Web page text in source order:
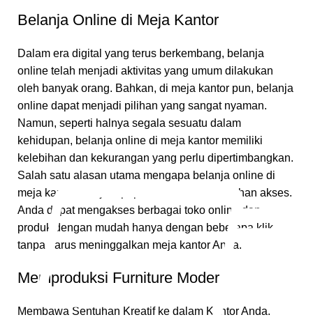
Belanja Online di Meja Kantor
Dalam era digital yang terus berkembang, belanja
online telah menjadi aktivitas yang umum dilakukan
oleh banyak orang. Bahkan, di meja kantor pun, belanja
online dapat menjadi pilihan yang sangat nyaman.
Namun, seperti halnya segala sesuatu dalam
kehidupan, belanja online di meja kantor memiliki
kelebihan dan kekurangan yang perlu dipertimbangkan.
Salah satu alasan utama mengapa belanja online di
meja kantor menjadi populer adalah kemudahan akses.
Anda dapat mengakses berbagai toko online dan
produk dengan mudah hanya dengan beberapa klik,
tanpa harus meninggalkan meja kantor Anda.
Memproduksi Furniture Modern
Membawa Sentuhan Kreatif ke dalam Kantor Anda.